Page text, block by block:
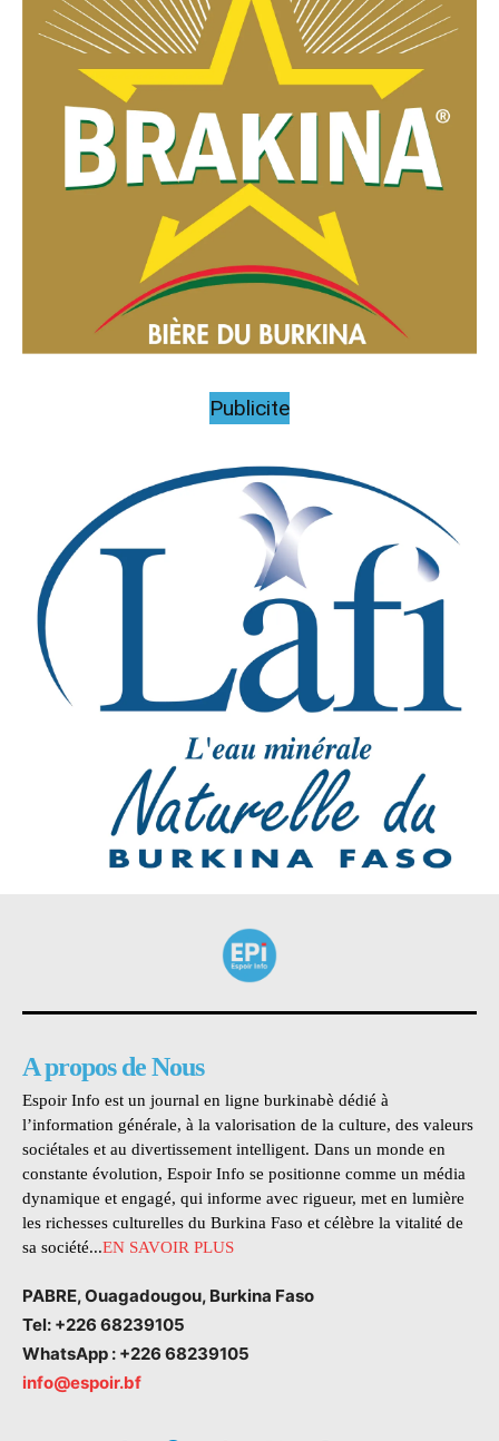
Publicite
A propos de Nous
Espoir Info est un journal en ligne burkinabè dédié à
l’information générale, à la valorisation de la culture, des valeurs
sociétales et au divertissement intelligent. Dans un monde en
constante évolution, Espoir Info se positionne comme un média
dynamique et engagé, qui informe avec rigueur, met en lumière
les richesses culturelles du Burkina Faso et célèbre la vitalité de
sa société...EN SAVOIR PLUS
PABRE, Ouagadougou, Burkina Faso
Tel: +226 68239105
WhatsApp : +226 68239105
info@espoir.bf